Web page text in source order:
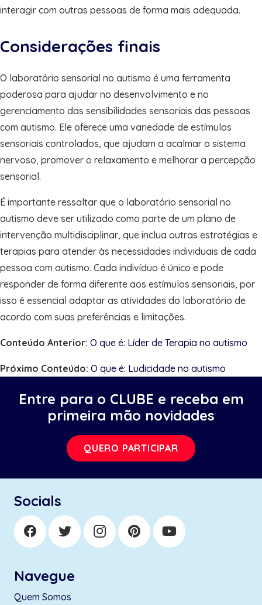
interagir com outras pessoas de forma mais adequada.
Considerações finais
O laboratório sensorial no autismo é uma ferramenta
poderosa para ajudar no desenvolvimento e no
gerenciamento das sensibilidades sensoriais das pessoas
com autismo. Ele oferece uma variedade de estímulos
sensoriais controlados, que ajudam a acalmar o sistema
nervoso, promover o relaxamento e melhorar a percepção
sensorial.
É importante ressaltar que o laboratório sensorial no
autismo deve ser utilizado como parte de um plano de
intervenção multidisciplinar, que inclua outras estratégias e
terapias para atender às necessidades individuais de cada
pessoa com autismo. Cada indivíduo é único e pode
responder de forma diferente aos estímulos sensoriais, por
isso é essencial adaptar as atividades do laboratório de
acordo com suas preferências e limitações.
Conteúdo Anterior: O que é: Líder de Terapia no autismo
Próximo Conteúdo: O que é: Ludicidade no autismo
Entre para o CLUBE e receba em
primeira mão novidades
QUERO PARTICIPAR
Socials
Navegue
Quem Somos